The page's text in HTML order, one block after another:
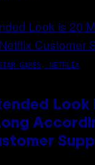
GAMES, NETFLIX
Look